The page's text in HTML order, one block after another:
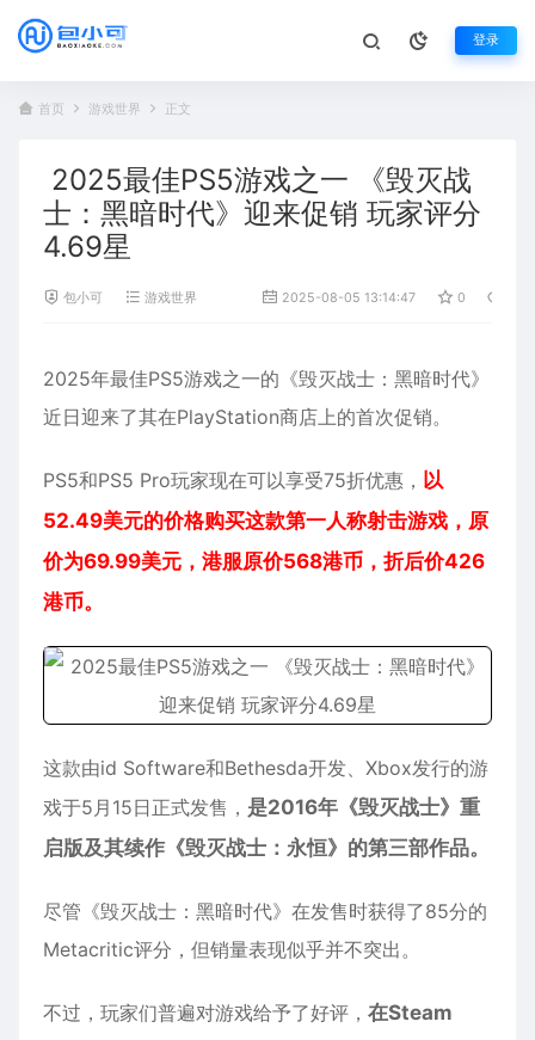
登录
首页 游戏世界 正文
2025最佳PS5游戏之一 《毁灭战
士：黑暗时代》迎来促销 玩家评分
4.69星
包小可 游戏世界 2025-08-05 13:14:47 0
2025年最佳PS5游戏之一的《毁灭战士 ：黑暗时代》
近日迎来了其在PlayStation商店上的首次促销。
PS5和PS5 Pro玩家现在可以享受75折优惠， 以
52.49美元的价格购买这款第一人称射击游戏，原
价为69.99美元，港服原价568港币，折后价426
港币。
这款由id Software和Bethesda开发、Xbox发行的游
戏于5月15日正式发售， 是2016年《毁灭战士》重
启版及其续作《毁灭战士：永恒》的第三部作品。
尽管《毁灭战士：黑暗时代》在发售时获得了85分的
Metacritic评分，但销量表现似乎并不突出。
不过，玩家们普遍对游戏给予了好评， 在Steam